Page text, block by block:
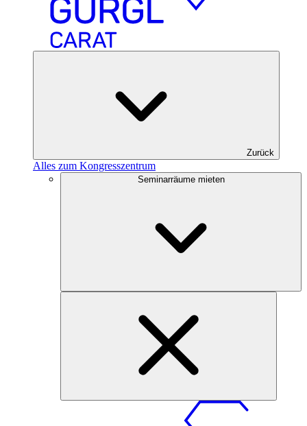
Zurück
Alles zum Kongresszentrum
Seminarräume mieten